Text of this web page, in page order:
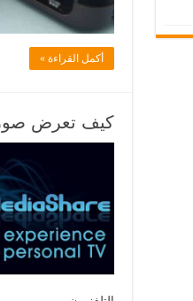
أكمل القراءة »
كيف تعرض صور